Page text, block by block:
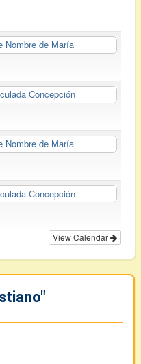
Nombre de María
Concepción
Nombre de María
Concepción
View Calendar